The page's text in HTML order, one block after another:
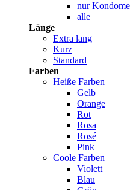
nur Kondome
alle
Länge
Extra lang
Kurz
Standard
Farben
Heiße Farben
Gelb
Orange
Rot
Rosa
Rosé
Pink
Coole Farben
Violett
Blau